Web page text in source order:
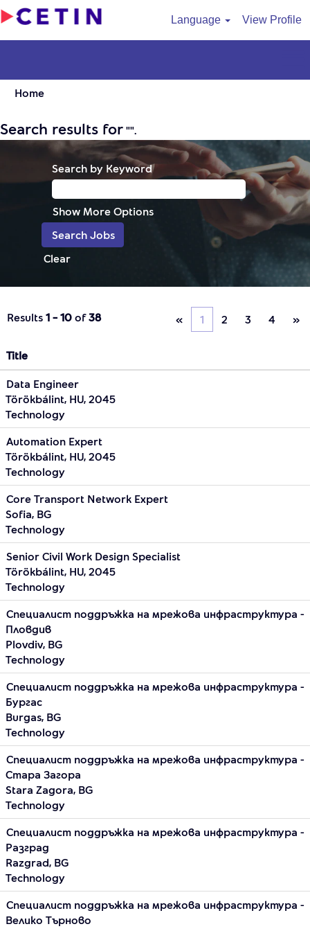
Language View Profile
Home
Search results for "".
Search by Keyword
Show More Options
Clear
Results 1 – 10 of38 « 1 2 3 4 »
Title
Data Engineer
Törökbálint, HU, 2045
Technology
Automation Expert
Törökbálint, HU, 2045
Technology
Core Transport Network Expert
Sofia, BG
Technology
Senior Civil Work Design Specialist
Törökbálint, HU, 2045
Technology
Специалист поддръжка на мрежова инфраструктура -
Пловдив
Plovdiv, BG
Technology
Специалист поддръжка на мрежова инфраструктура -
Бургас
Burgas, BG
Technology
Специалист поддръжка на мрежова инфраструктура -
Стара Загора
Stara Zagora, BG
Technology
Специалист поддръжка на мрежова инфраструктура -
Разград
Razgrad, BG
Technology
Специалист поддръжка на мрежова инфраструктура -
Велико Търново